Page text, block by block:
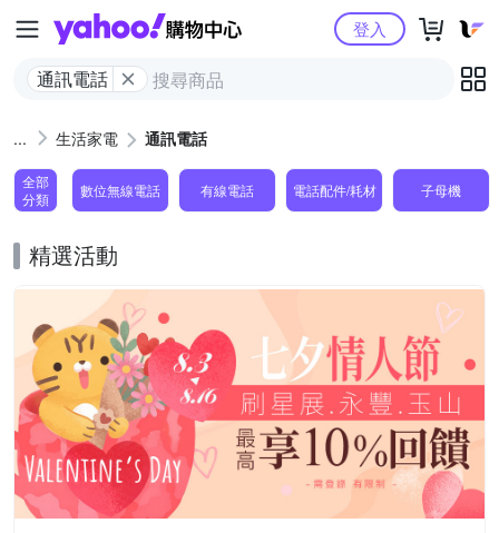
Yahoo購物中心
通訊電話
登入
生活家電 通訊電話
全部
分類
數位無線電話 有線電話 電話配件/耗材 子母機
精選活動